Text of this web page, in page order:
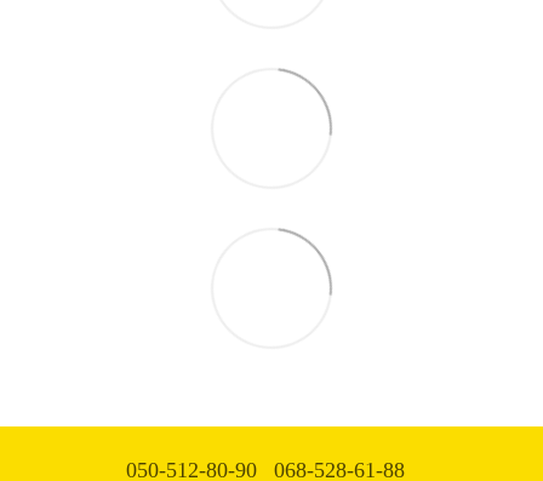
050-512-80-90 068-528-61-88